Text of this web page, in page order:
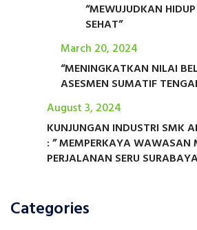
“MEWUJUDKAN
SEHAT”
March 20, 2024
“MENINGKATKAN NILAI
ASESMEN SUMATIF
August 3, 2024
KUNJUNGAN INDUSTRI SMK
: ” MEMPERKAYA WAWASAN
PERJALANAN SERU
Categories